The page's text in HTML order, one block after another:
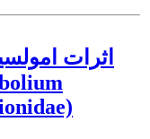
اثرات